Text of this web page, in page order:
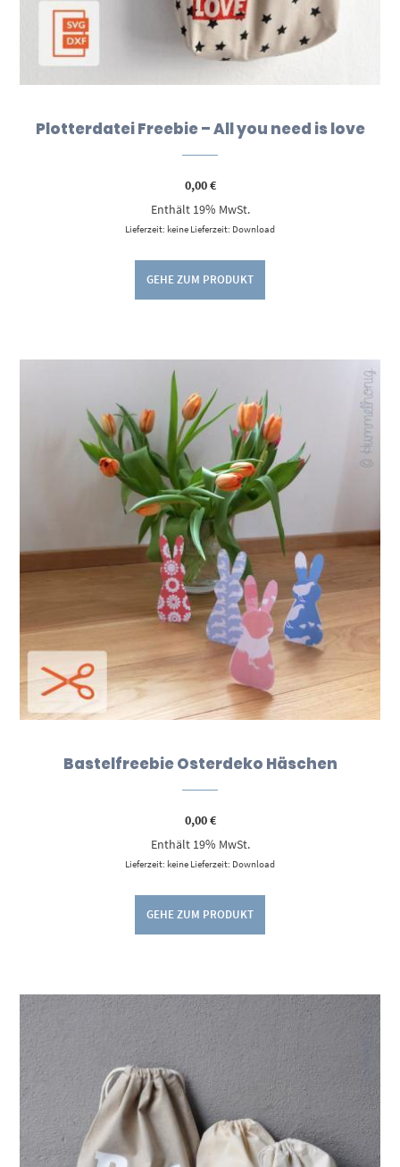
Plotterdatei Freebie – All you need is love
0,00€
Enthält 19% MwSt.
Lieferzeit: keine Lieferzeit: Download
GEHE ZUM PRODUKT
Bastelfreebie Osterdeko Häschen
0,00€
Enthält 19% MwSt.
Lieferzeit: keine Lieferzeit: Download
GEHE ZUM PRODUKT